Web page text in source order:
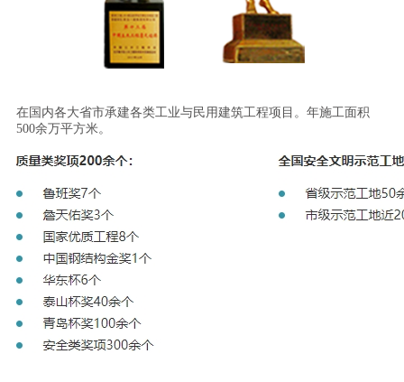
在国内各大省市承建各类工业与民用建筑工程项目。年施工面积
500余万平方米。